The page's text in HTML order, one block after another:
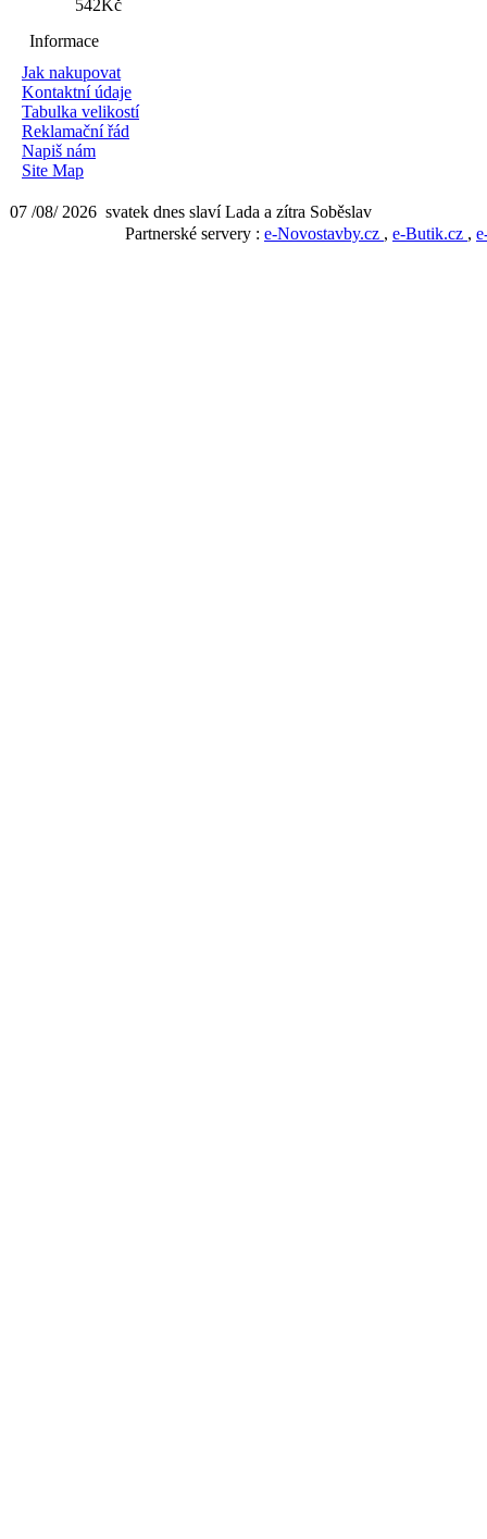
542Kč
Informace
Jak nakupovat
Kontaktní údaje
Tabulka velikostí
Reklamační řád
Napiš nám
Site Map
07 /08/ 2026 svatek dnes slaví Lada a zítra Soběslav
Partnerské servery : e-Novostavby.cz , e-Butik.cz ,